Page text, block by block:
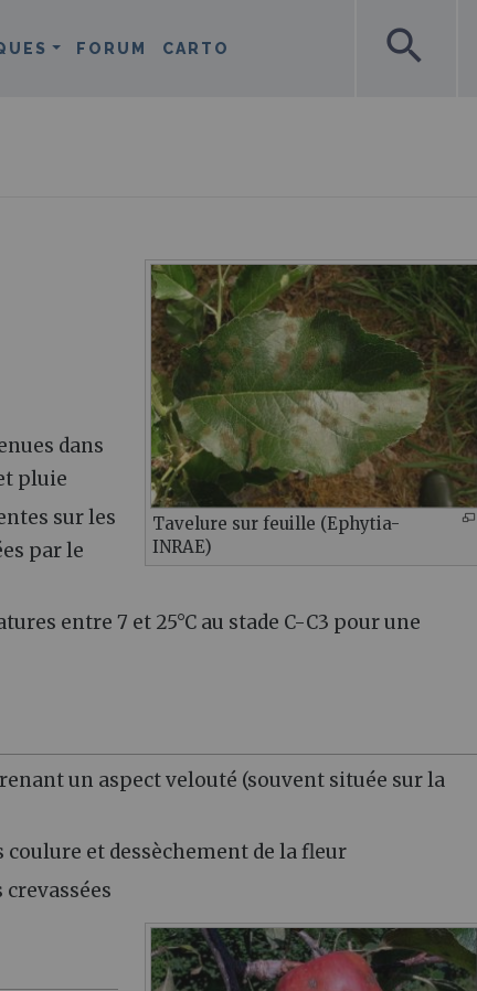
FORUM CARTO search
Tavelure sur feuille (Ephytia-
INRAE)
dans
pluie
sur les
par le
entre 7 et 25°C au stade C-C3 pour une
un aspect velouté (souvent située sur la
coulure et dessèchement de la fleur